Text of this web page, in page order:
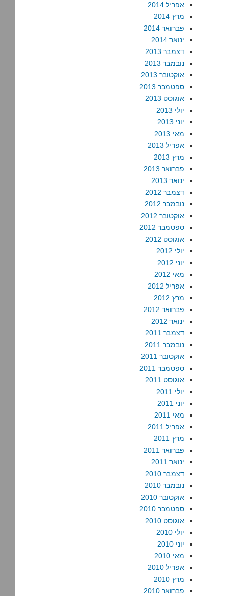
אפריל 2014
מרץ 2014
פברואר 2014
ינואר 2014
דצמבר 2013
נובמבר 2013
אוקטובר 2013
ספטמבר 2013
אוגוסט 2013
יולי 2013
יוני 2013
מאי 2013
אפריל 2013
מרץ 2013
פברואר 2013
ינואר 2013
דצמבר 2012
נובמבר 2012
אוקטובר 2012
ספטמבר 2012
אוגוסט 2012
יולי 2012
יוני 2012
מאי 2012
אפריל 2012
מרץ 2012
פברואר 2012
ינואר 2012
דצמבר 2011
נובמבר 2011
אוקטובר 2011
ספטמבר 2011
אוגוסט 2011
יולי 2011
יוני 2011
מאי 2011
אפריל 2011
מרץ 2011
פברואר 2011
ינואר 2011
דצמבר 2010
נובמבר 2010
אוקטובר 2010
ספטמבר 2010
אוגוסט 2010
יולי 2010
יוני 2010
מאי 2010
אפריל 2010
מרץ 2010
פברואר 2010